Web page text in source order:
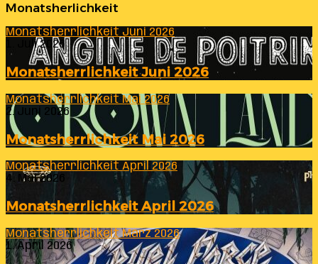
Monatsherlichkeit
Monatsherrlichkeit Juni 2026
1. Juli 2026
Monatsherrlichkeit Juni 2026
Monatsherrlichkeit Mai 2026
2. Juni 2026
Monatsherrlichkeit Mai 2026
Monatsherrlichkeit April 2026
4. Mai 2026
Monatsherrlichkeit April 2026
Monatsherrlichkeit März 2026
1. April 2026